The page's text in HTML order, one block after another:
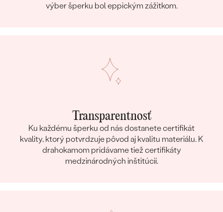
výber šperku bol eppickým zážitkom.
Transparentnosť
Ku každému šperku od nás dostanete certifikát
kvality, ktorý potvrdzuje pôvod aj kvalitu materiálu. K
drahokamom pridávame tiež certifikáty
medzinárodných inštitúcií.